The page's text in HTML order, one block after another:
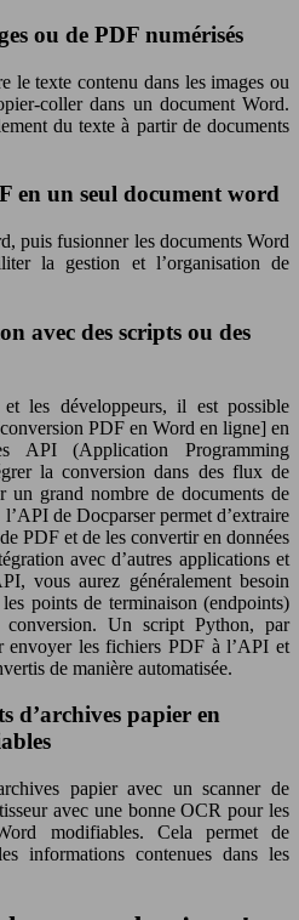
ou de PDF numérisés
le texte contenu dans les images ou
coller dans un document Word.
du texte à partir de documents
en un seul document word
puis fusionner les documents Word
la gestion et l’organisation de
avec des scripts ou des
les développeurs, il est possible
PDF en Word en ligne] en
API (Application Programming
la conversion dans des flux de
un grand nombre de documents de
de Docparser permet d’extraire
PDF et de les convertir en données
avec d’autres applications et
vous aurez généralement besoin
points de terminaison (endpoints)
Un script Python, par
envoyer les fichiers PDF à l’API et
de manière automatisée.
d’archives papier en
papier avec un scanner de
avec une bonne OCR pour les
modifiables. Cela permet de
informations contenues dans les